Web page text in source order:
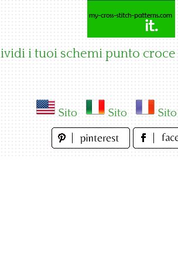
i tuoi schemi punto
Sito Sito Sito